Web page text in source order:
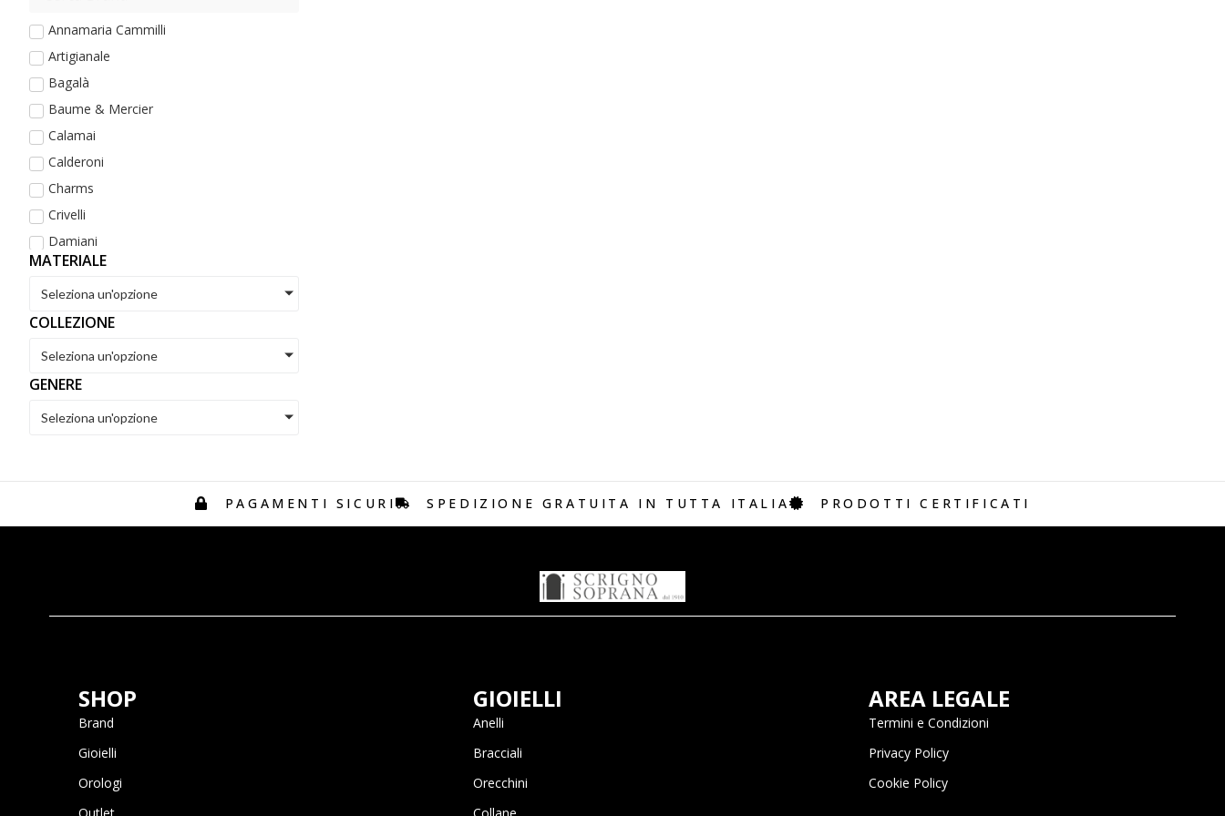
Annamaria Cammilli
Artigianale
Bagalà
Baume & Mercier
Calamai
Calderoni
Charms
Crivelli
Damiani
De Maria
Dezulian Gioielli
Dodo
Hirsch
Lj Roma 1962
Marco Bicego
Pesavento
Salvini
MATERIALE
Seleziona un'opzione
COLLEZIONE
Seleziona un'opzione
GENERE
Seleziona un'opzione
PAGAMENTI SICURI SPEDIZIONE GRATUITA IN TUTTA ITALIA PRODOTTI CERTIFICATI
SHOP
Brand
Gioielli
Orologi
Outlet
GIOIELLI
Anelli
Bracciali
Orecchini
Collane
AREA LEGALE
Termini e Condizioni
Privacy Policy
Cookie Policy